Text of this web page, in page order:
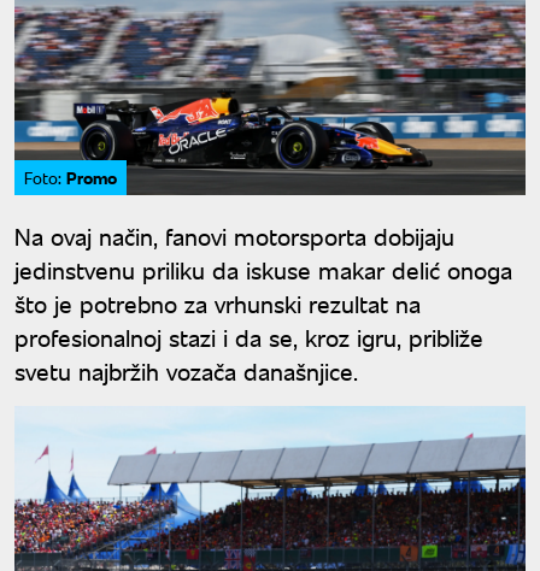
Foto: Promo
Na ovaj način, fanovi motorsporta dobijaju
jedinstvenu priliku da iskuse makar delić onoga
što je potrebno za vrhunski rezultat na
profesionalnoj stazi i da se, kroz igru, približe
svetu najbržih vozača današnjice.